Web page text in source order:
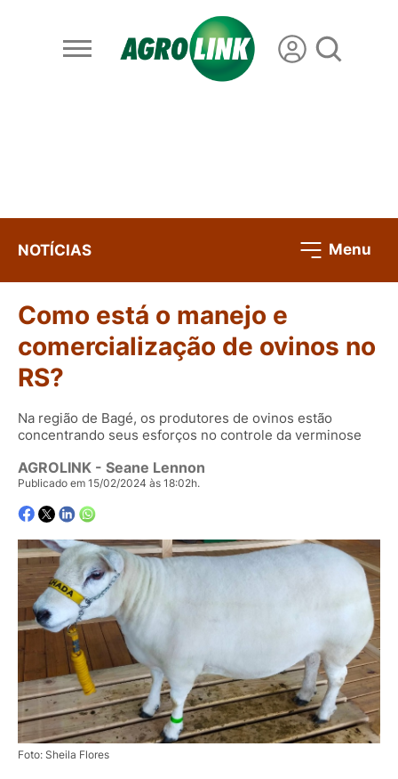
NOTÍCIAS Menu
Como está o manejo e
comercialização de ovinos no
RS?
Na região de Bagé, os produtores de ovinos estão
concentrando seus esforços no controle da verminose
AGROLINK - Seane Lennon
Publicado em 15/02/2024 às 18:02h.
Foto: Sheila Flores